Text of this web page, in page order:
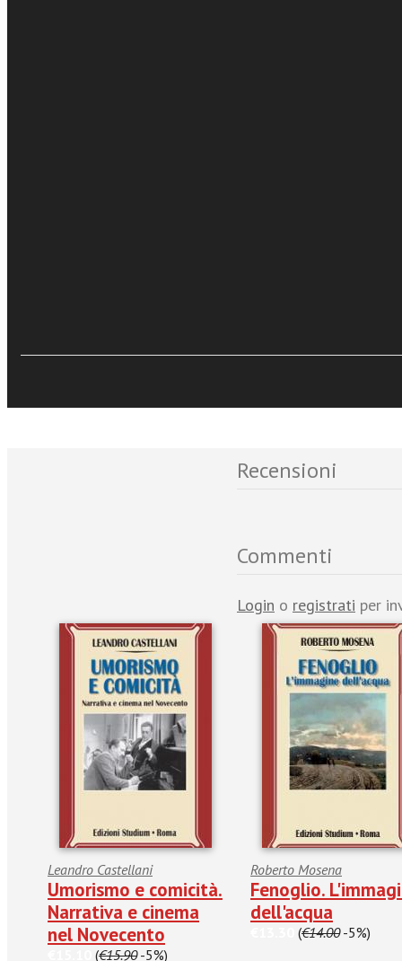
Recensioni
Commenti
Login o registrati per
Leandro Castellani
Umorismo e comicità.
Narrativa e cinema
nel Novecento
(€15.90-5%)
Roberto Mosena
Fenoglio.
dell'acqua
(€14.00-5%)